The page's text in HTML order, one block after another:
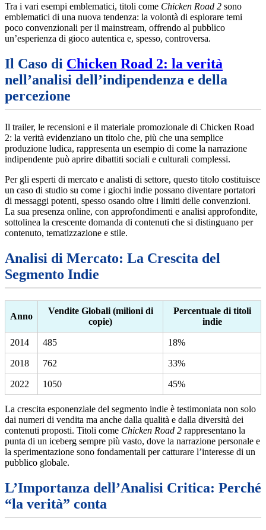
Tra i vari esempi emblematici, titoli come Chicken Road 2 sono
emblematici di una nuova tendenza: la volontà di esplorare temi
poco convenzionali per il mainstream, offrendo al pubblico
un’esperienza di gioco autentica e, spesso, controversa.
Il Caso di Chicken Road 2: la verità
nell’analisi dell’indipendenza e della
percezione
Il trailer, le recensioni e il materiale promozionale di Chicken Road
2: la verità evidenziano un titolo che, più che una semplice
produzione ludica, rappresenta un esempio di come la narrazione
indipendente può aprire dibattiti sociali e culturali complessi.
Per gli esperti di mercato e analisti di settore, questo titolo costituisce
un caso di studio su come i giochi indie possano diventare portatori
di messaggi potenti, spesso osando oltre i limiti delle convenzioni.
La sua presenza online, con approfondimenti e analisi approfondite,
sottolinea la crescente domanda di contenuti che si distinguano per
contenuto, tematizzazione e stile.
Analisi di Mercato: La Crescita del
Segmento Indie
Anno
Vendite Globali (milioni di
copie)
Percentuale di titoli
indie
2014 485 18%
2018 762 33%
2022 1050 45%
La crescita esponenziale del segmento indie è testimoniata non solo
dai numeri di vendita ma anche dalla qualità e dalla diversità dei
contenuti proposti. Titoli come Chicken Road 2 rappresentano la
punta di un iceberg sempre più vasto, dove la narrazione personale e
la sperimentazione sono fondamentali per catturare l’interesse di un
pubblico globale.
L’Importanza dell’Analisi Critica: Perché
“la verità” conta